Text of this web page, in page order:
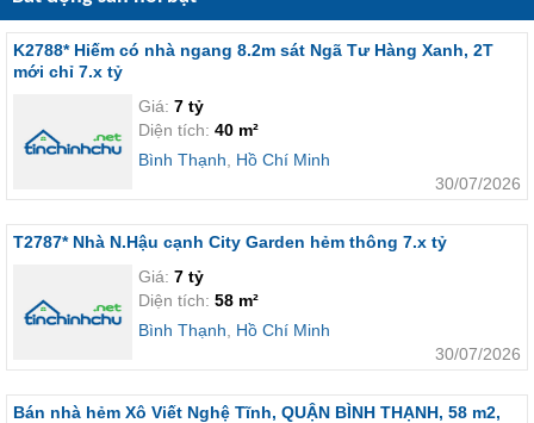
K2788* Hiếm có nhà ngang 8.2m sát Ngã Tư Hàng Xanh, 2T
mới chỉ 7.x tỷ
Giá: 7 tỷ
Diện tích: 40 m²
Bình Thạnh
Hồ Chí Minh
30/07/2026
T2787* Nhà N.Hậu cạnh City Garden hẻm thông 7.x tỷ
Giá: 7 tỷ
Diện tích: 58 m²
Bình Thạnh
Hồ Chí Minh
30/07/2026
Bán nhà hẻm Xô Viết Nghệ Tĩnh, QUẬN BÌNH THẠNH, 58 m2,